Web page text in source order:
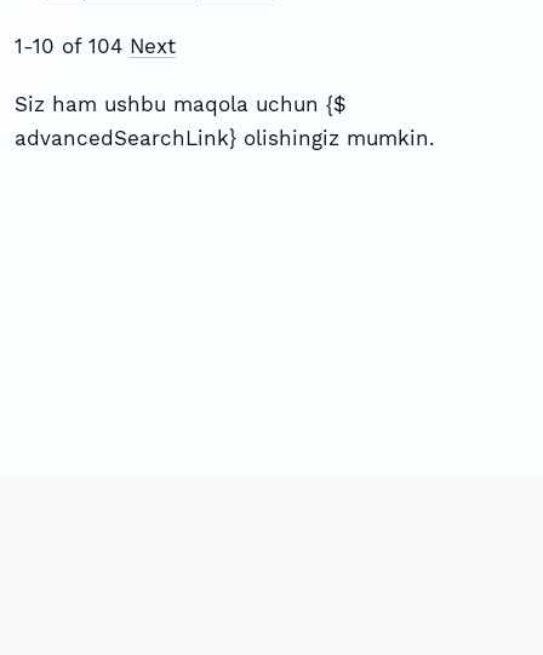
1-10 of 104 Next
Siz ham ushbu maqola uchun {$
advancedSearchLink} olishingiz mumkin.